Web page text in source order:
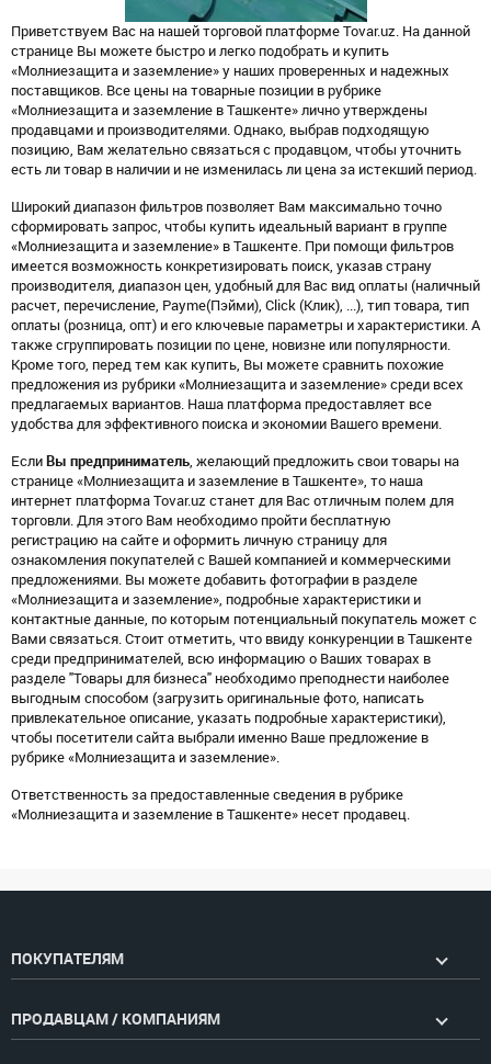
Приветствуем Вас на нашей торговой платформе Tovar.uz. На данной
странице Вы можете быстро и легко подобрать и купить
«Молниезащита и заземление» у наших проверенных и надежных
поставщиков. Все цены на товарные позиции в рубрике
«Молниезащита и заземление в Ташкенте» лично утверждены
продавцами и производителями. Однако, выбрав подходящую
позицию, Вам желательно связаться с продавцом, чтобы уточнить
есть ли товар в наличии и не изменилась ли цена за истекший период.
Широкий диапазон фильтров позволяет Вам максимально точно
сформировать запрос, чтобы купить идеальный вариант в группе
«Молниезащита и заземление» в Ташкенте. При помощи фильтров
имеется возможность конкретизировать поиск, указав страну
производителя, диапазон цен, удобный для Вас вид оплаты (наличный
расчет, перечисление, Payme(Пэйми), Click (Клик), ...), тип товара, тип
оплаты (розница, опт) и его ключевые параметры и характеристики. А
также сгруппировать позиции по цене, новизне или популярности.
Кроме того, перед тем как купить, Вы можете сравнить похожие
предложения из рубрики «Молниезащита и заземление» среди всех
предлагаемых вариантов. Наша платформа предоставляет все
удобства для эффективного поиска и экономии Вашего времени.
Если Вы предприниматель, желающий предложить свои товары на
странице «Молниезащита и заземление в Ташкенте», то наша
интернет платформа Tovar.uz станет для Вас отличным полем для
торговли. Для этого Вам необходимо пройти бесплатную
регистрацию на сайте и оформить личную страницу для
ознакомления покупателей с Вашей компанией и коммерческими
предложениями. Вы можете добавить фотографии в разделе
«Молниезащита и заземление», подробные характеристики и
контактные данные, по которым потенциальный покупатель может с
Вами связаться. Стоит отметить, что ввиду конкуренции в Ташкенте
среди предпринимателей, всю информацию о Ваших товарах в
разделе "Товары для бизнеса" необходимо преподнести наиболее
выгодным способом (загрузить оригинальные фото, написать
привлекательное описание, указать подробные характеристики),
чтобы посетители сайта выбрали именно Ваше предложение в
рубрике «Молниезащита и заземление».
Ответственность за предоставленные сведения в рубрике
«Молниезащита и заземление в Ташкенте» несет продавец.
ПОКУПАТЕЛЯМ
ПРОДАВЦАМ / КОМПАНИЯМ